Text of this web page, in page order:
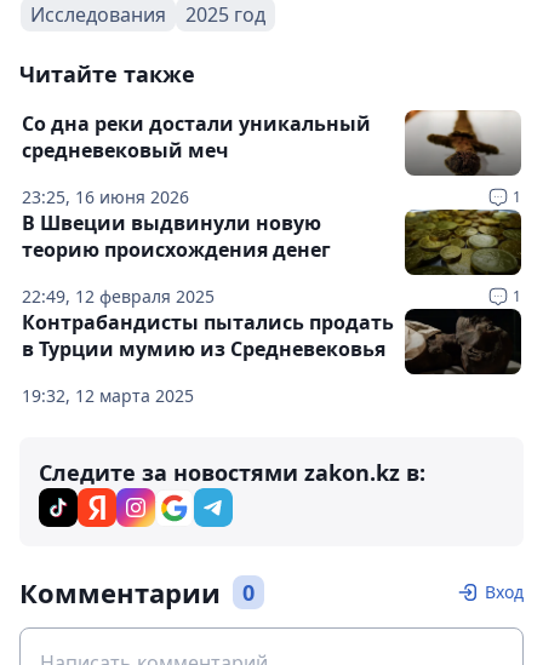
Исследования
2025 год
Читайте также
23:25, 16 июня 2026 1
Со дна реки достали уникальный
средневековый меч
22:49, 12 февраля 2025 1
В Швеции выдвинули новую
теорию происхождения денег
19:32, 12 марта 2025
Контрабандисты пытались продать
в Турции мумию из Средневековья
Следите за новостями zakon.kz в:
Комментарии 0 Вход